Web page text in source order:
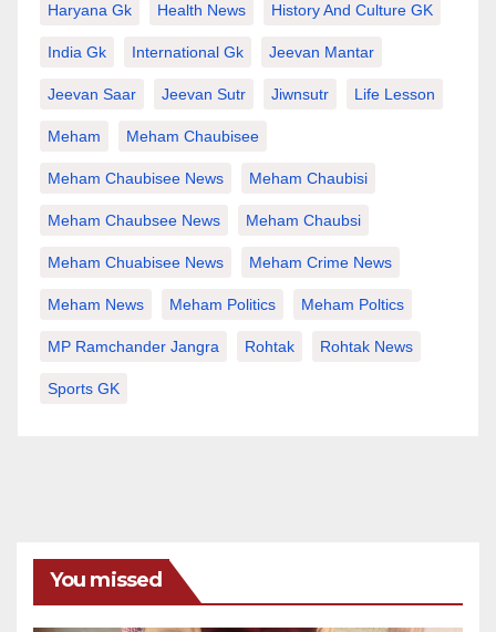
Haryana Gk Health News History And Culture GK
India Gk International Gk Jeevan Mantar
Jeevan Saar Jeevan Sutr Jiwnsutr Life Lesson
Meham Meham Chaubisee
Meham Chaubisee News Meham Chaubisi
Meham Chaubsee News Meham Chaubsi
Meham Chuabisee News Meham Crime News
Meham News Meham Politics Meham Poltics
MP Ramchander Jangra Rohtak Rohtak News
Sports GK
You missed